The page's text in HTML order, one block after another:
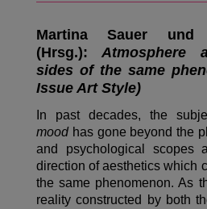
Martina Sauer und
(Hrsg.):Atmosphere
sides of the same
Issue Art Style)
In past decades, the
moodhas gone beyond the
and psychological scopes
direction of aesthetics which
the same phenomenon. As
reality constructed by both